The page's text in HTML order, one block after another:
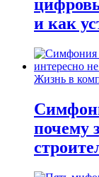
и как
Жизнь в
почему